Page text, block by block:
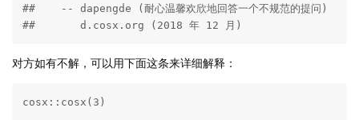
##    -- dapengde (耐心温馨欢欣地回答一个不规范的提问)
##       d.cosx.org (2018 年 12 月)
对方如有不解，可以用下面这条来详细解释：
cosx::cosx(3)